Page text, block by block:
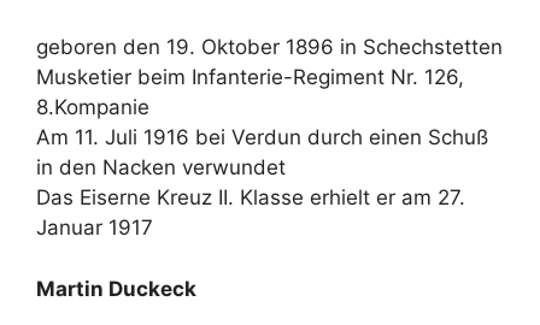
geboren den 19. Oktober 1896 in Schechstetten
Musketier beim Infanterie-Regiment Nr. 126,
8.Kompanie
Am 11. Juli 1916 bei Verdun durch einen Schuß
in den Nacken verwundet
Das Eiserne Kreuz II. Klasse erhielt er am 27.
Januar 1917
Martin Duckeck